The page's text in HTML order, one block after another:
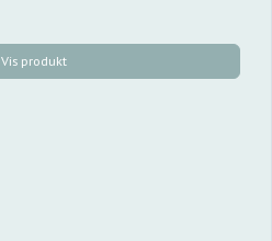
Vis produkt